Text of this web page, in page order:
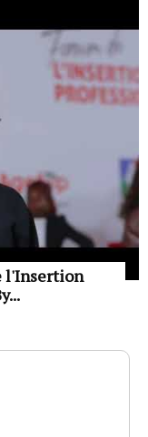
l'Insertion